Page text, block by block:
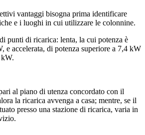
vantaggi bisogna prima identificare
e i luoghi in cui utilizzare le colonnine.
di punti di ricarica: lenta, la cui potenza è
e accelerata, di potenza superiore a 7,4 kW
al piano di utenza concordato con il
la ricarica avvenga a casa; mentre, se il
presso una stazione di ricarica, varia in